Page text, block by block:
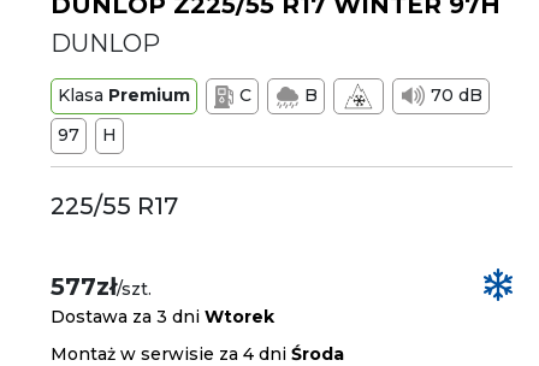
DUNLOP
Klasa Premium C B
70 dB
97
H
225/55 R17
577zł/szt.
Dostawa za 3 dniWtorek
Montaż w serwisie za 4 dniŚroda